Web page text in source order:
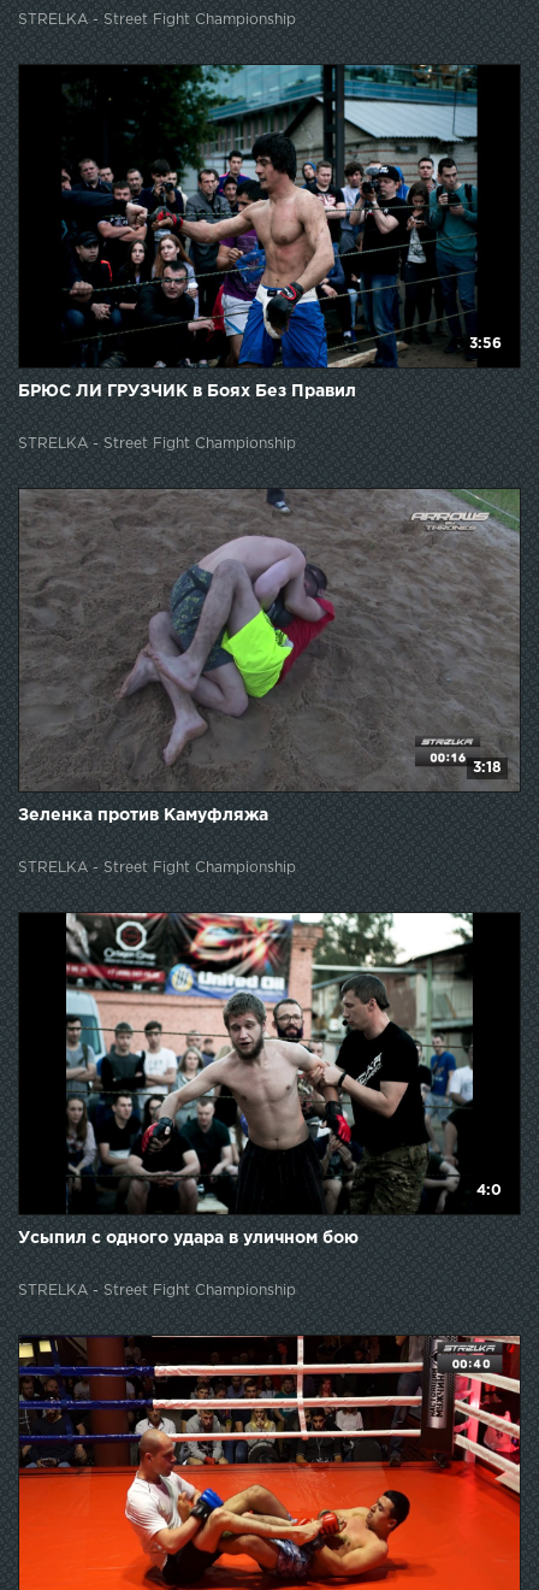
STRELKA - Street Fight Championship
3:56
БРЮС ЛИ ГРУЗЧИК в Боях Без Правил
STRELKA - Street Fight Championship
3:18
Зеленка против Камуфляжа
STRELKA - Street Fight Championship
4:0
Усыпил с одного удара в уличном бою
STRELKA - Street Fight Championship